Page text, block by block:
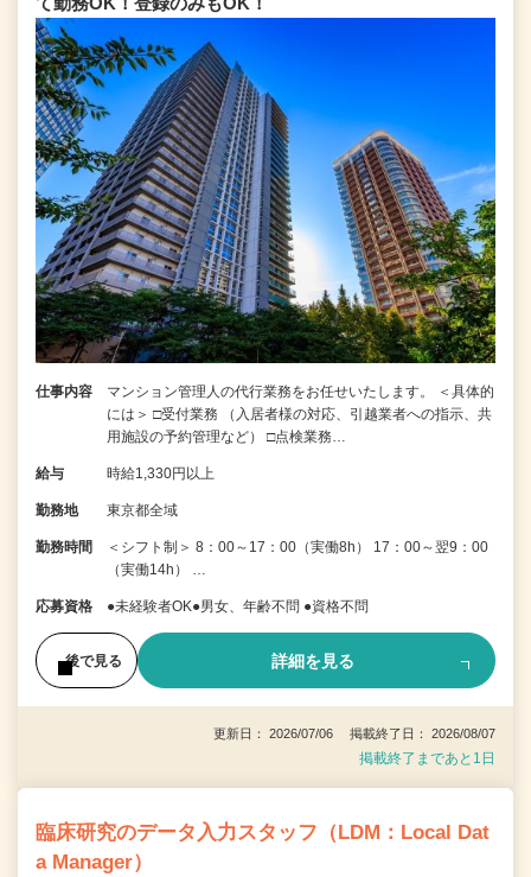
仕事内容
マンション管理人の代行業務をお任せいたします。 ＜具体的
には＞ □受付業務 （入居者様の対応、引越業者への指示、共
用施設の予約管理など） □点検業務…
給与 時給1,330円以上
勤務地 東京都全域
勤務時間
＜シフト制＞ 8：00～17：00（実働8h） 17：00～翌9：00
（実働14h） …
応募資格 ●未経験者OK●男女、年齢不問 ●資格不問
後で見る 詳細を見る
更新日： 2026/07/06 掲載終了日： 2026/08/07
掲載終了まであと1日
臨床研究のデータ入力スタッフ（LDM：Local Dat
a Manager）